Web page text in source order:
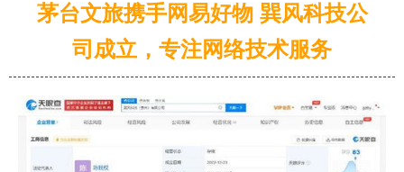
茅台文旅携手网易好物 巽风科技公
司成立，专注网络技术服务